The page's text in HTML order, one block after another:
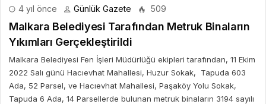
4 yıl önce Günlük Gazete 509
Malkara Belediyesi Tarafından Metruk Binaların
Yıkımları Gerçekleştirildi
Malkara Belediyesi Fen İşleri Müdürlüğü ekipleri tarafından, 11 Ekim
2022 Salı günü Hacıevhat Mahallesi, Huzur Sokak, Tapuda 603
Ada, 52 Parsel, ve Hacıevhat Mahallesi, Paşaköy Yolu Sokak,
Tapuda 6 Ada, 14 Parsellerde bulunan metruk binaların 3194 sayılı